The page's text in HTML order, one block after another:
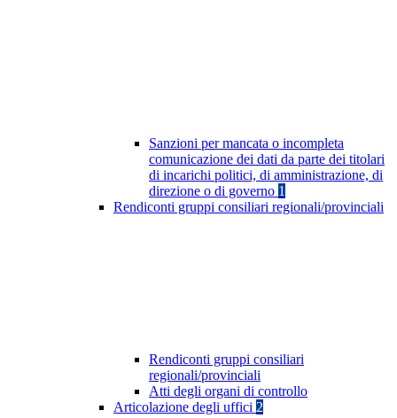
Sanzioni per mancata o incompleta
comunicazione dei dati da parte dei titolari
di incarichi politici, di amministrazione, di
direzione o di governo 1
Rendiconti gruppi consiliari regionali/provinciali
Rendiconti gruppi consiliari
regionali/provinciali
Atti degli organi di controllo
Articolazione degli uffici 2